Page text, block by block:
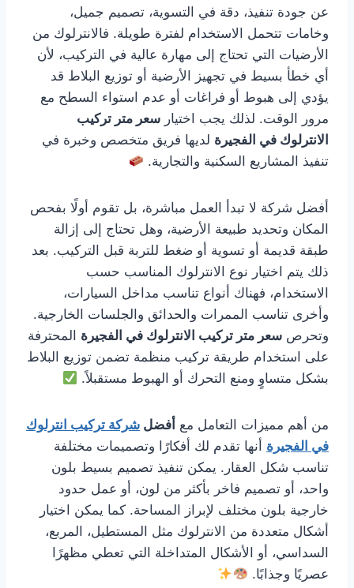
عن جودة تنفيذ، دقة في التسوية، تصميم جميل،
وخامات تتحمل الاستخدام لفترة طويلة. فالانترلوك من
الأرضيات التي تحتاج إلى مهارة عالية في التركيب، لأن
أي خطأ بسيط في تجهيز الأرضية أو توزيع البلاط قد
يؤدي إلى هبوط أو فراغات أو عدم استواء السطح مع
مرور الوقت. لذلك يجب اختيار سعر متر تركيب
الانترلوك في الفجيرة لديها فريق متخصص وخبرة في
تنفيذ المشاريع السكنية والتجارية.
أفضل شركة لا تبدأ العمل مباشرة، بل تقوم أولًا بفحص
المكان وتحديد طبيعة الأرضية، وهل تحتاج إلى إزالة
طبقة قديمة أو تسوية أو ضغط للتربة قبل التركيب. بعد
ذلك يتم اختيار نوع الانترلوك المناسب حسب
الاستخدام، فهناك أنواع تناسب مداخل السيارات،
وأخرى تناسب الممرات والحدائق والجلسات الخارجية.
وتحرص سعر متر تركيب الانترلوك في الفجيرة المحترفة
على استخدام طريقة تركيب منظمة تضمن توزيع البلاط
بشكل متساوٍ ومنع التحرك أو الهبوط مستقبلاً.
من أهم مميزات التعامل مع أفضل شركة تركيب انترلوك
في الفجيرة أنها تقدم لك أفكارًا وتصميمات مختلفة
تناسب شكل العقار. يمكن تنفيذ تصميم بسيط بلون
واحد، أو تصميم فاخر بأكثر من لون، أو عمل حدود
خارجية بلون مختلف لإبراز المساحة. كما يمكن اختيار
أشكال متعددة من الانترلوك مثل المستطيل، المربع،
السداسي، أو الأشكال المتداخلة التي تعطي مظهرًا
عصريًا وجذابًا.